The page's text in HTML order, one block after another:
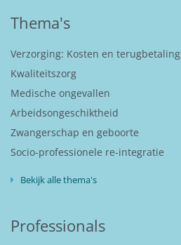
Thema's
Verzorging: Kosten en terugbetaling
Kwaliteitszorg
Medische ongevallen
Arbeidsongeschiktheid
Zwangerschap en geboorte
Socio-professionele re-integratie
Bekijk alle thema's
Professionals